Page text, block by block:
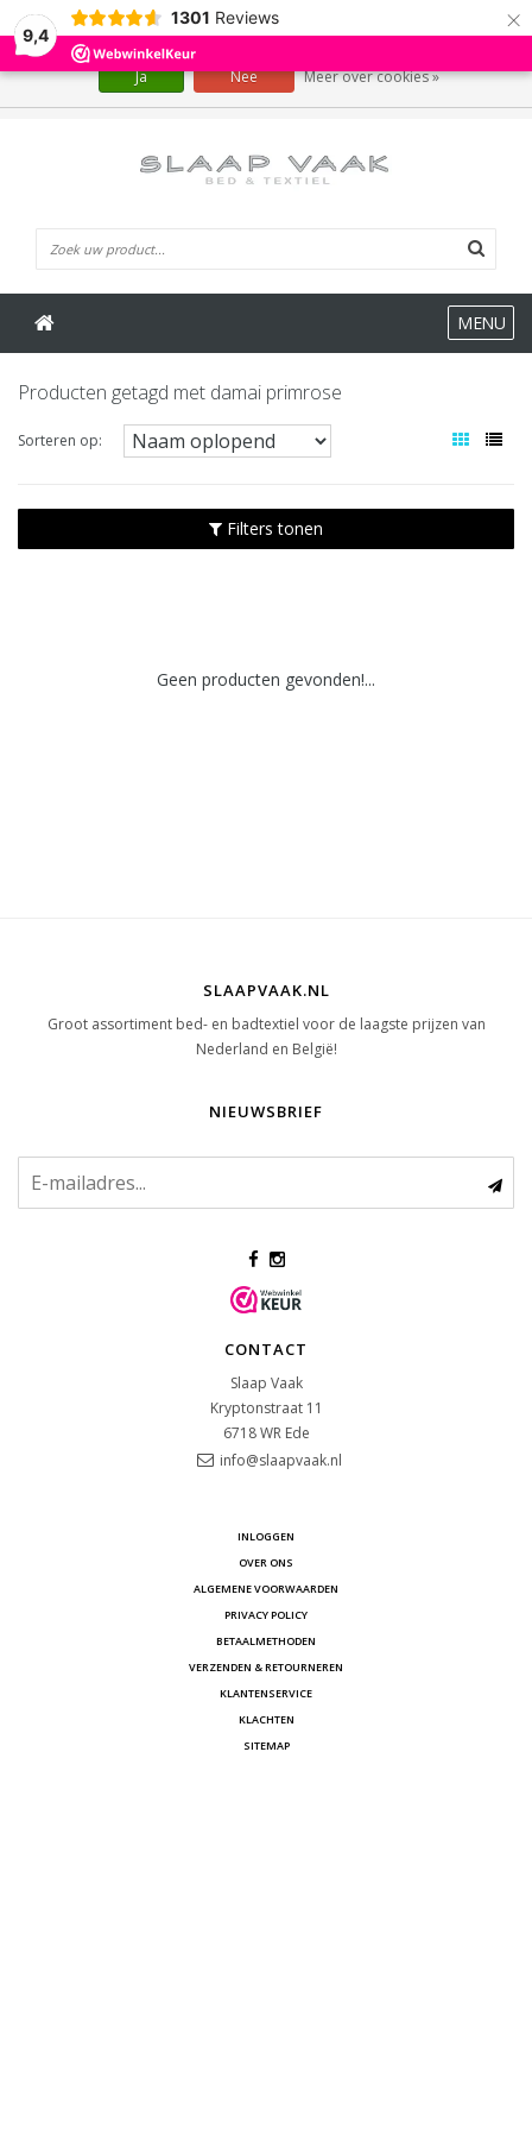
9,4
1301 Reviews ×
MENU
Producten getagd met damai primrose
Sorteren op:
Filters tonen
Geen producten gevonden!...
SLAAPVAAK.NL
Groot assortiment bed- en badtextiel voor de laagste prijzen van
Nederland en België!
NIEUWSBRIEF
CONTACT
Slaap Vaak
Kryptonstraat 11
6718 WR Ede
info@slaapvaak.nl
INLOGGEN
OVER ONS
ALGEMENE VOORWAARDEN
PRIVACY POLICY
BETAALMETHODEN
VERZENDEN & RETOURNEREN
KLANTENSERVICE
KLACHTEN
SITEMAP
Wij slaan cookies op om onze website te verbeteren. Is dat akkoord?
Ja Nee Meer over cookies »